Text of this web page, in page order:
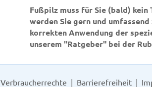
Fußpilz muss für Sie (bald)
werden Sie gern und
korrekten Anwendung der
unserem "Ratgeber" bei der
Verbraucherrechte Barrierefreiheit